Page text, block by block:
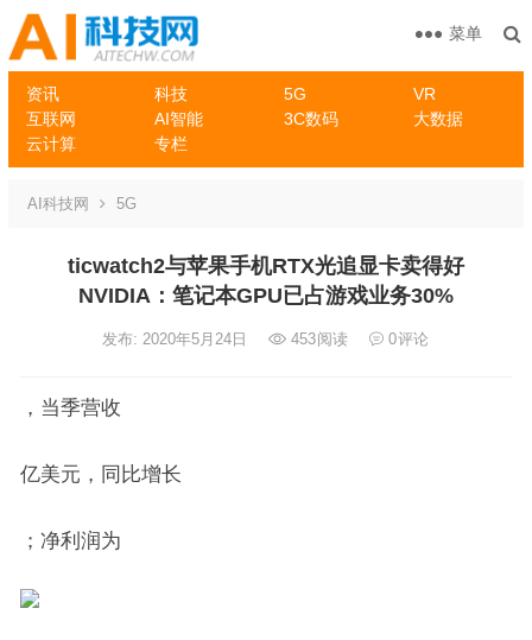
资讯 科技 5G
VR
互联网
AI智能 3C数码
大数据
云计算
专栏
菜单
AI科技网 5G
ticwatch2与苹果手机RTX光追显卡卖得好
NVIDIA：笔记本GPU已占游戏业务30%
发布: 2020年5月24日 453阅读 0评论
，当季营收
亿美元，同比增长
；净利润为